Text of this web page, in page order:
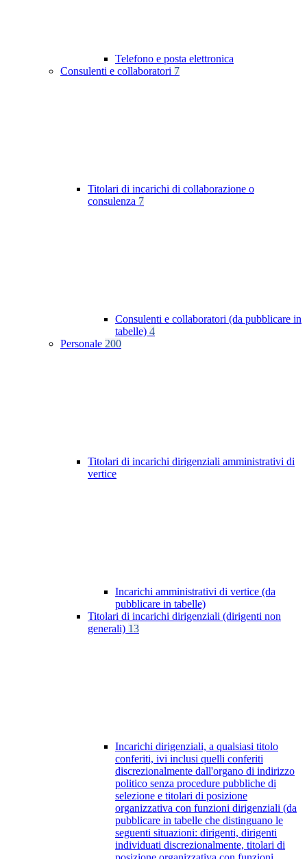
Telefono e posta elettronica
Consulenti e collaboratori 7
Titolari di incarichi di collaborazione o
consulenza 7
Consulenti e collaboratori (da pubblicare in
tabelle) 4
Personale 200
Titolari di incarichi dirigenziali amministrativi di
vertice
Incarichi amministrativi di vertice (da
pubblicare in tabelle)
Titolari di incarichi dirigenziali (dirigenti non
generali) 13
Incarichi dirigenziali, a qualsiasi titolo
conferiti, ivi inclusi quelli conferiti
discrezionalmente dall'organo di indirizzo
politico senza procedure pubbliche di
selezione e titolari di posizione
organizzativa con funzioni dirigenziali (da
pubblicare in tabelle che distinguano le
seguenti situazioni: dirigenti, dirigenti
individuati discrezionalmente, titolari di